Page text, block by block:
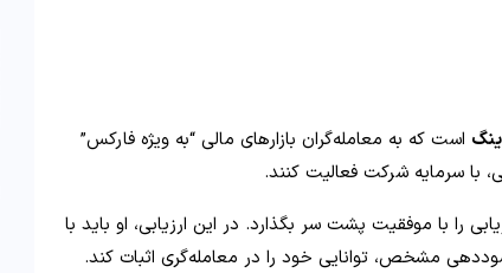
است که به معامله‌گران بازارهای مالی “به‌ ویژه فارکس”
با سرمایه شرکت فعالیت کنند.
را با موفقیت پشت سر بگذارد. در این ارزیابی، او باید با
مشخص، توانایی خود را در معامله‌گری اثبات کند.